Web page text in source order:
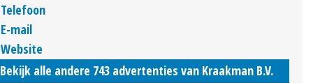
Telefoon
E-mail
Website
Bekijk alle andere 743 advertenties van Kraakman B.V.